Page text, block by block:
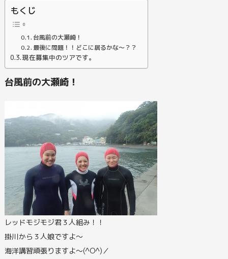
もくじ
台風前の大瀬崎！
最後に問題！！どこに居るかな～？？
現在募集中のツアです。
台風前の大瀬崎！
レッドモジモジ君３人組み！！
掛川から３人娘ですよ～
海洋講習頑張りますよ～(^O^)／